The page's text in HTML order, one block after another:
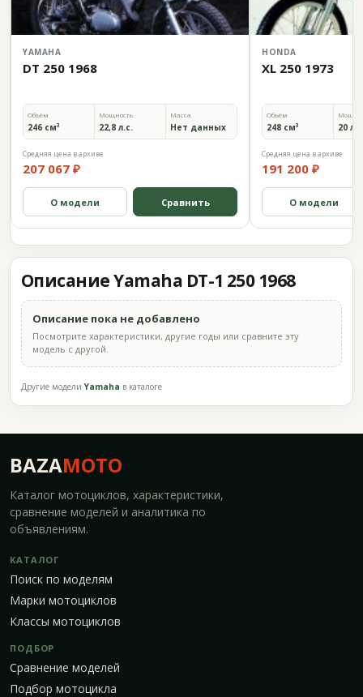
YAMAHA
DT 250 1968
Объём
246 см³
Мощность
22,8 л.с.
Масса
Нет данных
Средняя цена в архиве
207 067 ₽
О модели Сравнить
HONDA
XL 250 1973
Объём
248 см³ 20
Средняя цена в архиве
191 200 ₽
О модели
Описание Yamaha DT-1 250 1968
Описание пока не добавлено
Посмотрите характеристики, другие годы или сравните эту
модель с другой.
Другие моделиYamaha в каталоге
BAZAMOTO
Каталог мотоциклов, характеристики,
сравнение моделей и аналитика по
объявлениям.
КАТАЛОГ
Поиск по моделям
Марки мотоциклов
Классы мотоциклов
ПОДБОР
Сравнение моделей
Подбор мотоцикла